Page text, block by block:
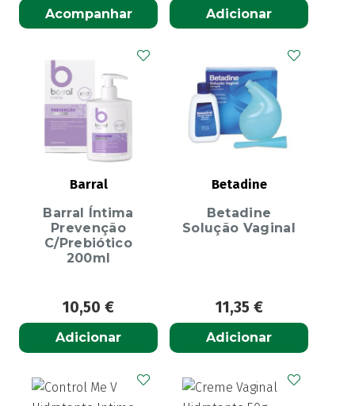
Acompanhar Adicionar
Barral
Barral Íntima
Prevenção
C/Prebiótico
200ml
10,50 €
Adicionar
Betadine
Betadine
Solução Vaginal
11,35 €
Adicionar